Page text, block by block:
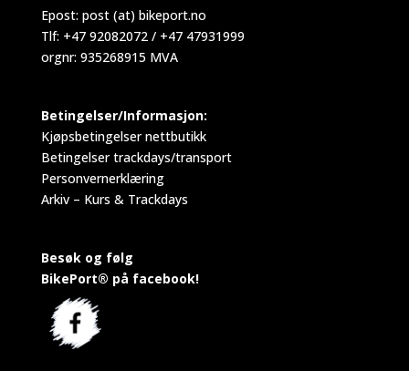
Epost: post (at) bikeport.no
Tlf: +47 92082072 / +47 47931999
orgnr: 935268915 MVA
Betingelser/Informasjon:
Kjøpsbetingelser nettbutikk
Betingelser trackdays/transport
Personvernerklæring
Arkiv – Kurs & Trackdays
Besøk og følg
BikePort® på facebook!